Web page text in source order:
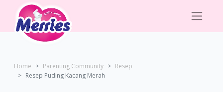
Home Parenting Community
Resep
Resep Puding Kacang Merah